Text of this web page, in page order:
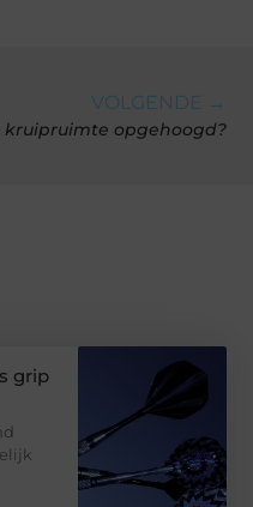
VOLGENDE →
kruipruimte opgehoogd?
grip